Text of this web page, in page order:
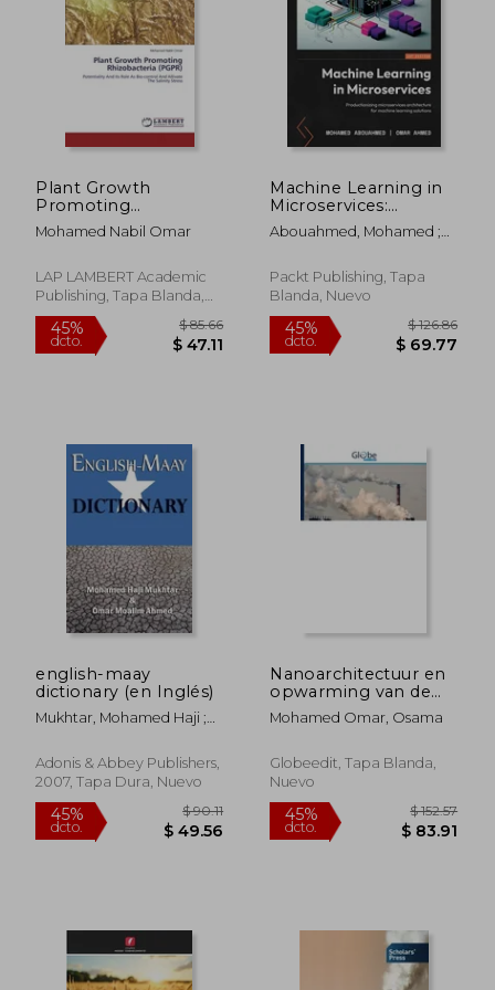
$ 43.62
45%
dcto.
45%
dcto. $ 50.61
Plant Growth
Promoting
Rhizobacteria
(PGPR): Potentiality
control And Allivate
The Salinity Stress
Mohamed Nabil Omar
LAP LAMBERT Academic
Publishing, Tapa Blanda,
Nuevo
Machine Learning in
Microservices:
Productionizing
microservices
machine learning
solutions (en Inglés)
Abouahmed, Mohamed ;
Packt Publishing, Tapa
Blanda, Nuevo
english-maay
dictionary (en Inglés)
Mukhtar, Mohamed Haji ;
Adonis & Abbey Publishers,
2007, Tapa Dura, Nuevo
Nanoarchitectuur en
opwarming van de
aarde
Mohamed Omar, Osama
Globeedit, Tapa Blanda,
Nuevo